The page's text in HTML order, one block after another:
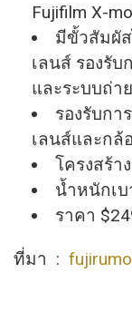
Fujifilm X-
มีขั้วสัมผั
เลนส์ รองรั
และระบบถ่า
รองรับกา
เลนส์และกล้
โครงสร้า
น้ำหนักเบ
ราคา
ที่มา :